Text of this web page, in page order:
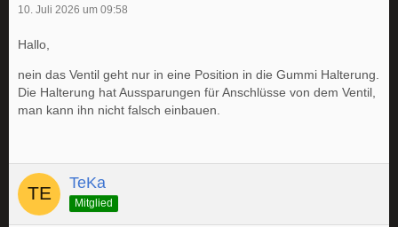
10. Juli 2026 um 09:58
Hallo,
nein das Ventil geht nur in eine Position in die Gummi Halterung.
Die Halterung hat Aussparungen für Anschlüsse von dem Ventil,
man kann ihn nicht falsch einbauen.
TeKa
Mitglied